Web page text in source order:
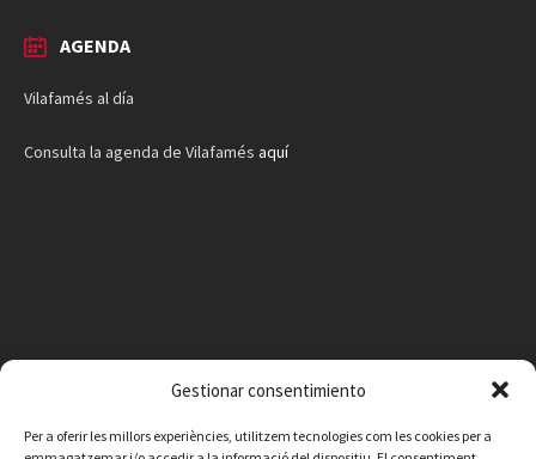
Gestionar consentimiento
Per a oferir les millors experiències, utilitzem tecnologies com les cookies per a
AGENDA
Vilafamés al día
Consulta la agenda de Vilafamés aquí